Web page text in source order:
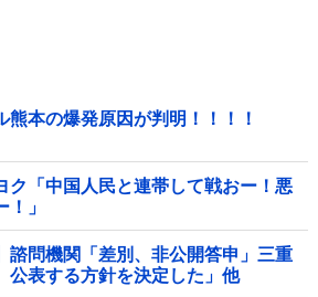
熊本の爆発原因が判明！！！！
ク「中国人民と連帯して戦おー！悪
」
諮問機関「差別、非公開答申」三重
公表する方針を決定した」他